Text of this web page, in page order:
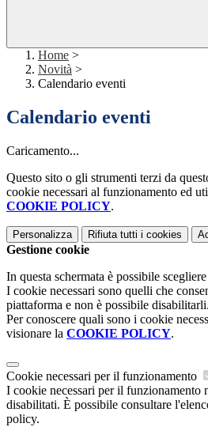
Home >
Novità >
Calendario eventi
Calendario eventi
Caricamento...
Questo sito o gli strumenti terzi da
cookie necessari al funzionamento ed
COOKIE POLICY.
Personalizza Rifiuta tutti i cookies
Gestione cookie
In questa schermata è possibile
I cookie necessari sono quelli che
piattaforma e non è possibile disabilitarli.
Per conoscere quali sono i cookie
visionare la COOKIE POLICY.
Cookie necessari per il funzionamento
I cookie necessari per il funzionamento
disabilitati. È possibile consultare
policy.